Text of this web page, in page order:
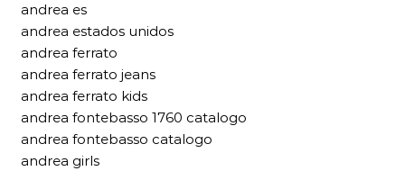
andrea es
andrea estados unidos
andrea ferrato
andrea ferrato jeans
andrea ferrato kids
andrea fontebasso 1760 catalogo
andrea fontebasso catalogo
andrea girls